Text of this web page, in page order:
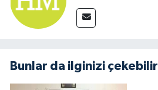
Bunlar da ilginizi çekebilir